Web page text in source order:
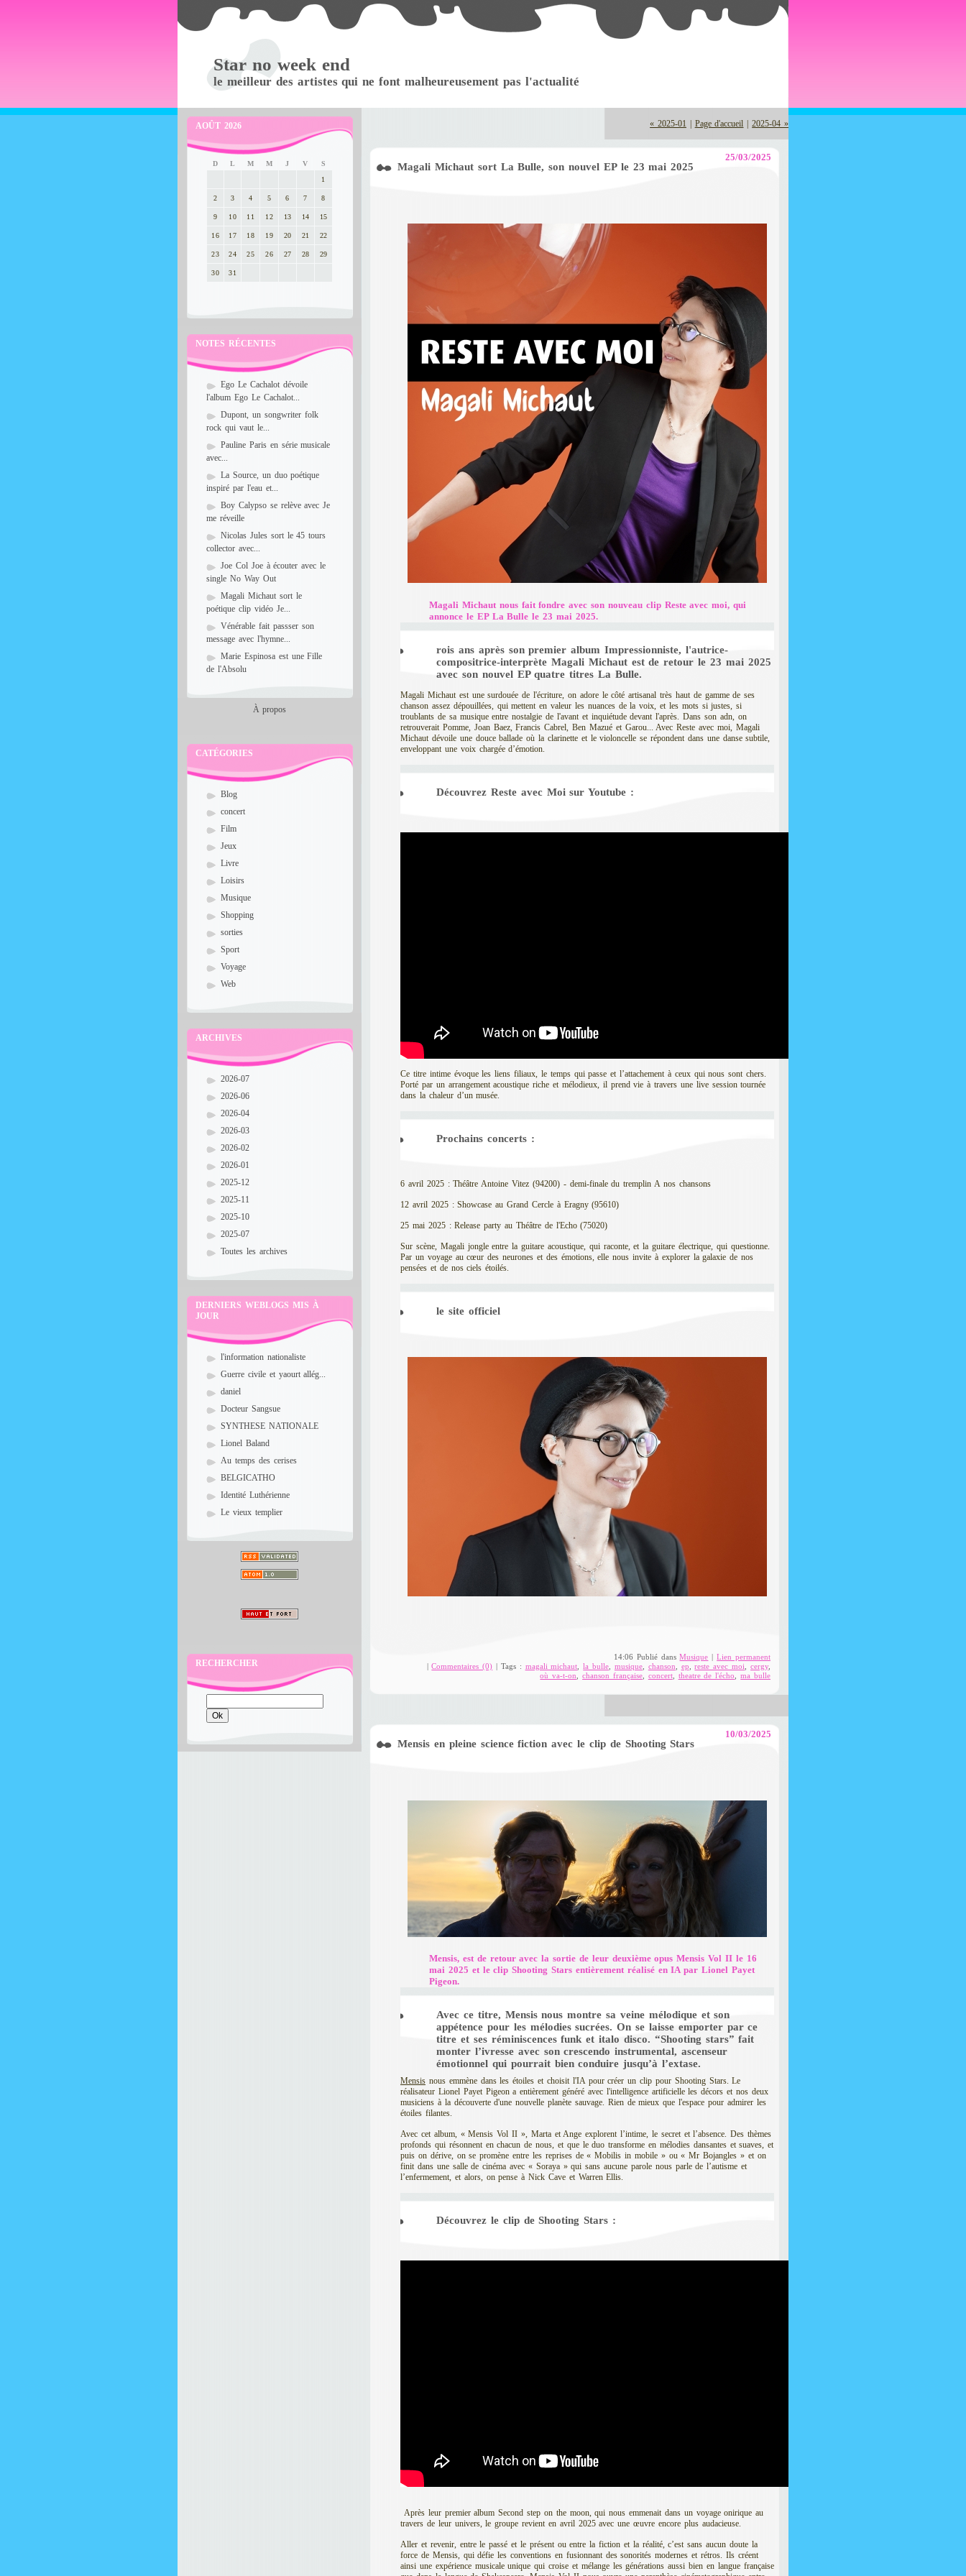
Star no week end
le meilleur des artistes qui ne font malheureusement pas l'actualité
AOÛT 2026
D L M M J V
S
1
2 3 4 5 6 7 8
9 10 11 12 13 14 15
16 17 18 19 20 21 22
23 24 25 26 27 28 29
30 31
NOTES RÉCENTES
Ego Le Cachalot dévoile
l'album Ego Le Cachalot...
Dupont, un songwriter folk
rock qui vaut le...
Pauline Paris en série musicale
avec...
La Source, un duo poétique
inspiré par l'eau et...
Boy Calypso se relève avec Je
me réveille
Nicolas Jules sort le 45 tours
collector avec...
Joe Col Joe à écouter avec le
single No Way Out
Magali Michaut sort le
poétique clip vidéo Je...
Vénérable fait passser son
message avec l'hymne...
Marie Espinosa est une Fille
de l'Absolu
À propos
CATÉGORIES
Blog
concert
Film
Jeux
Livre
Loisirs
Musique
Shopping
sorties
Sport
Voyage
Web
ARCHIVES
2026-07
2026-06
2026-04
2026-03
2026-02
2026-01
2025-12
2025-11
2025-10
2025-07
Toutes les archives
DERNIERS WEBLOGS MIS À
JOUR
l'information nationaliste
Guerre civile et yaourt allég...
daniel
Docteur Sangsue
SYNTHESE NATIONALE
Lionel Baland
Au temps des cerises
BELGICATHO
Identité Luthérienne
Le vieux templier
RECHERCHER
« 2025-01 Page d'accueil |2025-04 »
25/03/2025
Magali Michaut sort La Bulle, son nouvel EP le 23 mai 2025
Magali Michaut nous fait fondre avec son nouveau clip Reste avec moi, qui
annonce le EP La Bulle le 23 mai 2025.
rois ans après son premier album Impressionniste, l'autrice-
compositrice-interprète Magali Michaut est de retour le 23 mai 2025
avec son nouvel EP quatre titres La Bulle.
Magali Michaut est une surdouée de l'écriture, on adore le côté artisanal très haut de gamme de ses
chanson assez dépouillées, qui mettent en valeur les nuances de la voix, et les mots si justes, si
troublants de sa musique entre nostalgie de l'avant et inquiétude devant l'après. Dans son adn, on
retrouverait Pomme, Joan Baez, Francis Cabrel, Ben Mazué et Garou... Avec Reste avec moi, Magali
Michaut dévoile une douce ballade où la clarinette et le violoncelle se répondent dans une danse subtile,
enveloppant une voix chargée d’émotion.
Découvrez Reste avec Moi sur Youtube :
Ce titre intime évoque les liens filiaux, le temps qui passe et l’attachement à ceux qui nous sont chers.
Porté par un arrangement acoustique riche et mélodieux, il prend vie à travers une live session tournée
dans la chaleur d’un musée.
Prochains concerts :
6 avril 2025 : Théâtre Antoine Vitez (94200) - demi-finale du tremplin A nos chansons
12 avril 2025 : Showcase au Grand Cercle à Eragny (95610)
25 mai 2025 : Release party au Théâtre de l'Echo (75020)
Sur scène, Magali jongle entre la guitare acoustique, qui raconte, et la guitare électrique, qui questionne.
Par un voyage au cœur des neurones et des émotions, elle nous invite à explorer la galaxie de nos
pensées et de nos ciels étoilés.
le site officiel
14:06 Publié dansMusique |Lien permanent
|Commentaires (0) | Tags : magali michaut ,la bulle musique, chanson ep ,reste avec moi cergy,
où va-t-on
,chanson française, concert, theatre de l'écho ,ma bulle
10/03/2025
Mensis en pleine science fiction avec le clip de Shooting Stars
Mensis, est de retour avec la sortie de leur deuxième opus Mensis Vol II le 16
mai 2025 et le clip Shooting Stars entièrement réalisé en IA par Lionel Payet
Pigeon.
Avec ce titre, Mensis nous montre sa veine mélodique et son
appétence pour les mélodies sucrées. On se laisse emporter par ce
titre et ses réminiscences funk et italo disco. “Shooting stars” fait
monter l’ivresse avec son crescendo instrumental, ascenseur
émotionnel qui pourrait bien conduire jusqu’à l’extase.
Mensis nous emmène dans les étoiles et choisit l'IA pour créer un clip pour Shooting Stars. Le
réalisateur Lionel Payet Pigeon a entièrement généré avec l'intelligence artificielle les décors et nos deux
musiciens à la découverte d'une nouvelle planète sauvage. Rien de mieux que l'espace pour admirer les
étoiles filantes.
Avec cet album, « Mensis Vol II », Marta et Ange explorent l’intime, le secret et l’absence. Des thèmes
profonds qui résonnent en chacun de nous, et que le duo transforme en mélodies dansantes et suaves, et
puis on dérive, on se promène entre les reprises de « Mobilis in mobile » ou « Mr Bojangles » et on
finit dans une salle de cinéma avec « Soraya » qui sans aucune parole nous parle de l’autisme et
l’enfermement, et alors, on pense à Nick Cave et Warren Ellis.
Découvrez le clip de Shooting Stars :
Après leur premier album Second step on the moon, qui nous emmenait dans un voyage onirique au
travers de leur univers, le groupe revient en avril 2025 avec une œuvre encore plus audacieuse.
Aller et revenir, entre le passé et le présent ou entre la fiction et la réalité, c’est sans aucun doute la
force de Mensis, qui défie les conventions en fusionnant des sonorités modernes et rétros. Ils créent
ainsi une expérience musicale unique qui croise et mélange les générations aussi bien en langue française